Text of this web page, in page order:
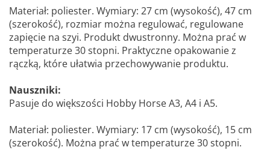
Materiał: poliester. Wymiary: 27 cm (wysokość), 47 cm
(szerokość), rozmiar można regulować, regulowane
zapięcie na szyi. Produkt dwustronny. Można prać w
temperaturze 30 stopni. Praktyczne opakowanie z
rączką, które ułatwia przechowywanie produktu.
Nauszniki:
Pasuje do większości Hobby Horse A3, A4 i A5.
Materiał: poliester. Wymiary: 17 cm (wysokość), 15 cm
(szerokość). Można prać w temperaturze 30 stopni.